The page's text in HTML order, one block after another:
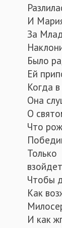
И
За
Было
Ей
Когда
Она
О
Что
Чтобы
Как
И как